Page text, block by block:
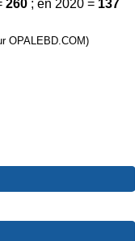
260 ; en 2020 = 137
OPALEBD.COM)